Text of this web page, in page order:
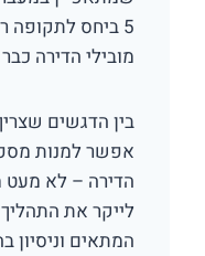
5 ביחס לתקופה
מובילי הדירה
בין הדגשים
אפשר למנות
הדירה – לא מעט
לייקר את
המתאים וניסיון